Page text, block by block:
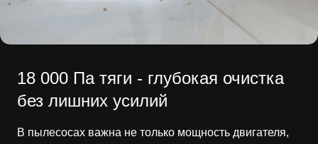
18 000 Па тяги - глубокая очистка
без лишних усилий
В пылесосах важна не только мощность двигателя,